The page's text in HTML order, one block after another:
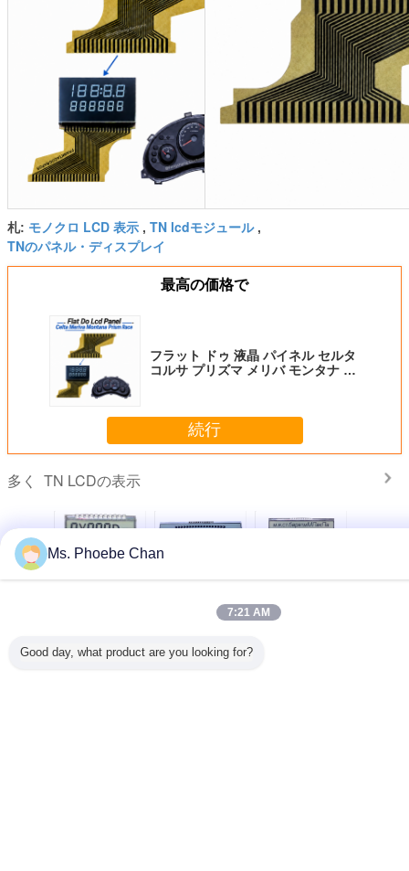
札: モノクロ LCD 表示 , TN lcdモジュール,
TNのパネル・ディスプレイ
最高の価格で
フラット ドゥ 液晶 パイネル セルタ
コルサ プリズマ メリバ モンタナ メ
続行
多く TN LCDの表示
ズLcd
TN STN HTN
7区分TN LCDの表
クロ数字表示パネ
ディジットTN
い力LCDの表示モ
ジュールISO9001
注文TN
言語を変えて下さい
Ms. Phoebe Chan
7:21 AM
Good day, what product are you looking for?